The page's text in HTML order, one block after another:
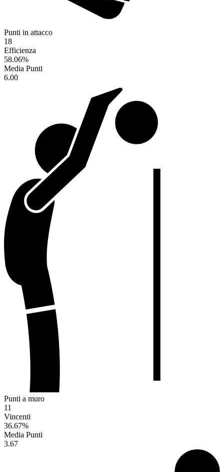
Punti in attacco
18
Efficienza
58.06%
Media Punti
6.00
Punti a muro
11
Vincenti
36.67%
Media Punti
3.67